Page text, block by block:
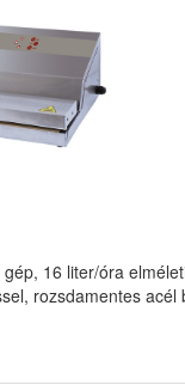
16 liter/óra
rozsdamentes acél